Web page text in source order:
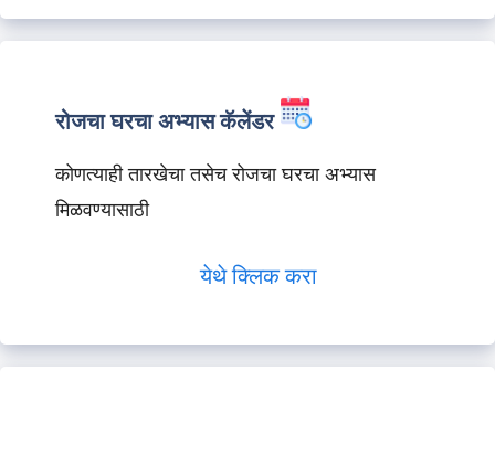
रोजचा घरचा अभ्यास कॅलेंडर
कोणत्याही तारखेचा तसेच रोजचा घरचा अभ्यास
मिळवण्यासाठी
येथे क्लिक करा